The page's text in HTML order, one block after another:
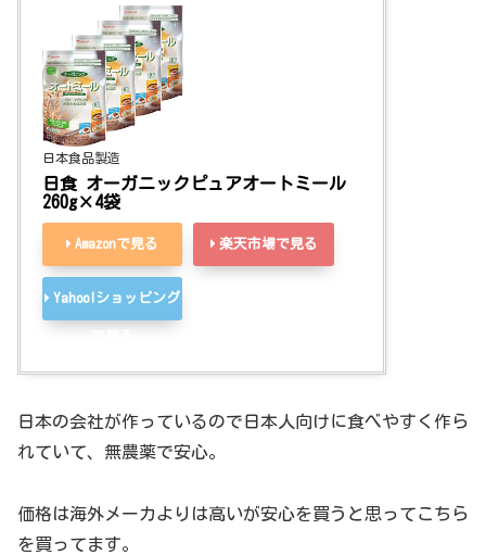
日本食品製造
日食 オーガニックピュアオートミール
260g×4袋
Amazonで見る 楽天市場で見る
Yahoo!ショッピング
日本の会社が作っているので日本人向けに食べやすく作ら
れていて、無農薬で安心。
価格は海外メーカよりは高いが安心を買うと思ってこちら
を買ってます。